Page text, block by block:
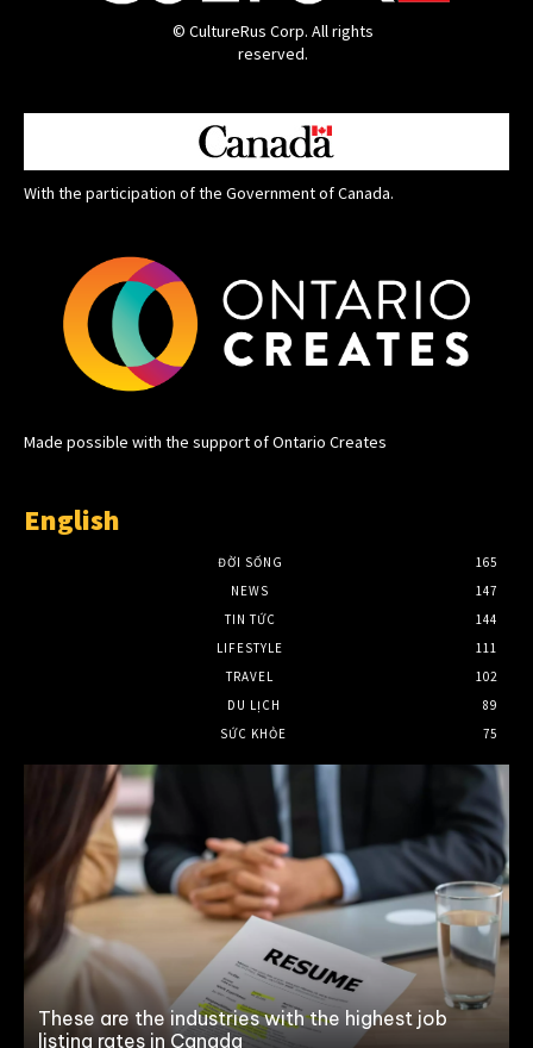
© CultureRus Corp. All rights
reserved.
With the participation of the Government of Canada.
Made possible with the support of Ontario Creates
English
ĐỜI SỐNG
165
NEWS
147
TIN TỨC
144
LIFESTYLE
111
TRAVEL
102
DU LỊCH
89
SỨC KHỎE
75
These are the industries with the highest job
listing rates in Canada